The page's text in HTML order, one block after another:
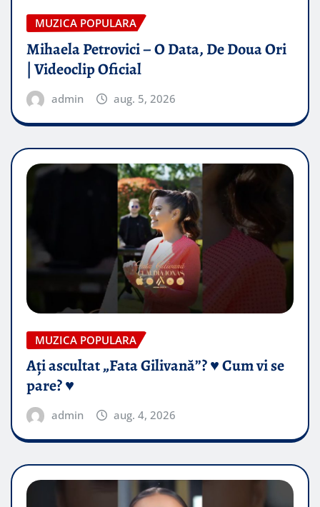
MUZICA POPULARA
Mihaela Petrovici – O Data, De Doua Ori
| Videoclip Oficial
admin aug. 5, 2026
MUZICA POPULARA
Ați ascultat „Fata Gilivană”? ♥️ Cum vi se
pare? ♥️
admin aug. 4, 2026